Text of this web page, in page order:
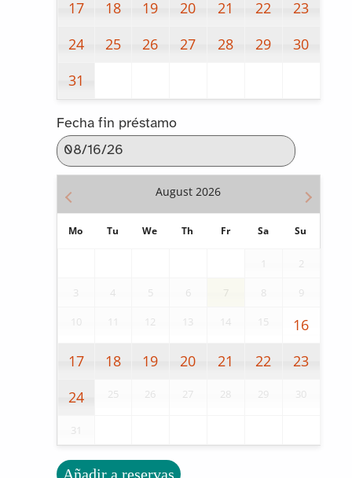
17
18 19 20 21 22
23
24
25 26 27 28 29
30
31
Fecha fin préstamo
August 2026
Mo Tu We Th Fr Sa Su
2
3 4 5 6 7 8 9
10 12 13 14 15
16
17
18 19 20 21 22
23
24
25 26 27 28 29 30
31
Añadir a reservas